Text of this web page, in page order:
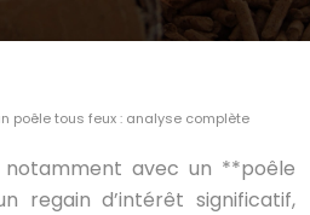
poêle tous feux : analyse complète
notamment avec un **poêle
regain d’intérêt significatif,